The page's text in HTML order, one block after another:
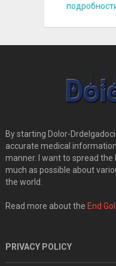
By starting Dolor-
accurate medical
manner. I want to spread
much as possible about
the world.
Read more about the End
PRIVACY POLICY